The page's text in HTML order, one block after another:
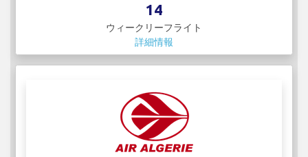
14
ウィークリーフライト
詳細情報